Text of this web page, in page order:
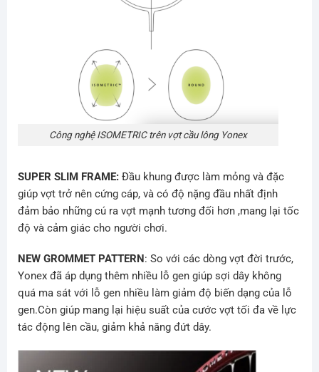
Công nghệ ISOMETRIC trên vợt cầu lông Yonex
SUPER SLIM FRAME:Đầu khung được làm mỏng và đặc
giúp vợt trở nên cứng cáp, và có độ nặng đầu nhất định
đảm bảo những cú ra vợt mạnh tương đối hơn ,mang lại tốc
độ và cảm giác cho người chơi.
NEW GROMMET PATTERN: So với các dòng vợt đời trước,
Yonex đã áp dụng thêm nhiều lỗ gen giúp sợi dây không
quá ma sát với lỗ gen nhiều làm giảm độ biến dạng của lỗ
gen.Còn giúp mang lại hiệu suất của cước vợt tối đa về lực
tác động lên cầu, giảm khả năng đứt dây.